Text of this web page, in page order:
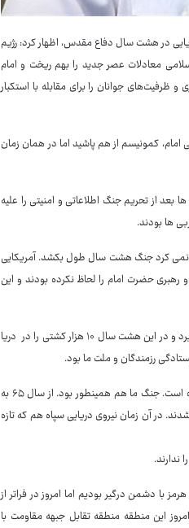
در هشت سال دفاع مقدس، اظهار کرد: رژیم
معادلات عصر جدید را بهم ریخت و امام
ظرفیت‌های جوانان را برای مقابله با استکبار
امام، کمونیسم از هم پاشید اما در همان زمان
بعد از تحریم جنگ اطلاعاتی و امنیتی را علیه
ها بودند.
نمی کرد جنگ هشت سال طول بکشد. آمریکایی
رهبری حضرت امام را لحاظ نکرده بودند و این
کاویانی تصریح کرد: در دوران دفاع مقدس نیروی دریایی در عرض ۶۷ روز نیروی دریایی عراق را از بین برد و در این هشت سال ۱۰ هزار کشتی را در دریا
رزمندگان و ملت ما بود.
جانشین نیردی دریایی خاطرنشان کرد: همه جنگ‌های بزرگ دنیا در زمین آغاز شده و در دریا تمام شده است. جنگ ما هم همینطور بود. از سال ۶۵ به
در آن زمان نیروی دریایی سپاه هم که تازه
ندارند.
با دشمن درگیر بودیم اما امروز در فراتر از
امروز این منطقه منطقه تقابل جبهه مقاومت با